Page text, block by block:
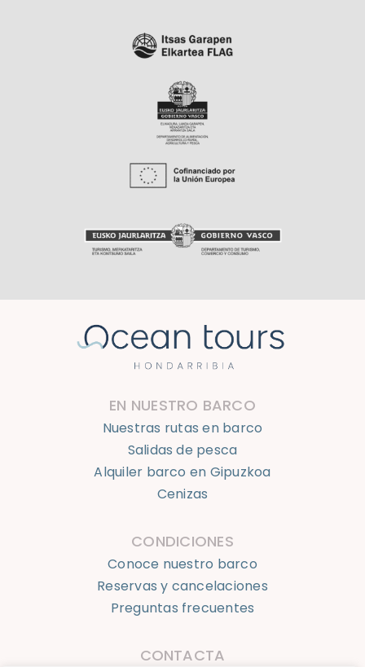
EN NUESTRO BARCO
Nuestras rutas en barco
Salidas de pesca
Alquiler barco en Gipuzkoa
Cenizas
CONDICIONES
Conoce nuestro barco
Reservas y cancelaciones
Preguntas frecuentes
CONTACTA